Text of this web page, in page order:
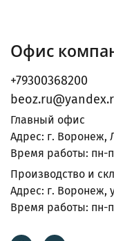
Офис
+79300368200
Главный офис
Адрес: г. Воронеж,
Время работы: пн-
Производство и
Адрес: г. Воронеж,
Время работы: пн-